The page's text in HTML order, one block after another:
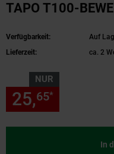
TAPO T100-
Verfügbarkeit:
Auf
Lieferzeit:
ca. 2
NUR
25,65*
In